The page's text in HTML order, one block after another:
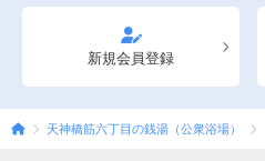
ペアルームあり
フットバスあり
専用駐車場あり
日本人スタッフのみ
新規会員登録
天神橋筋六丁目の銭湯（公衆浴場）